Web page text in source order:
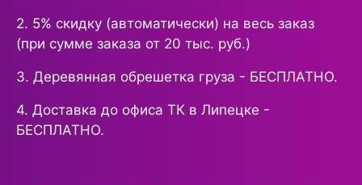
2. 5% скидку (автоматически) на весь заказ
(при сумме заказа от 20 тыс. руб.)
3. Деревянная обрешетка груза - БЕСПЛАТНО.
4. Доставка до офиса ТК в Липецке -
БЕСПЛАТНО.